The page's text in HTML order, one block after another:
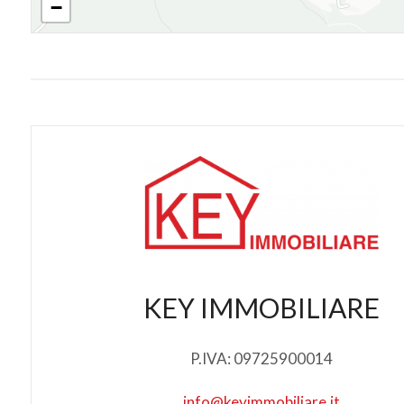
−
KEY IMMOBILIARE
P.IVA: 09725900014